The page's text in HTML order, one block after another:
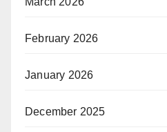
February 2026
January 2026
December 2025